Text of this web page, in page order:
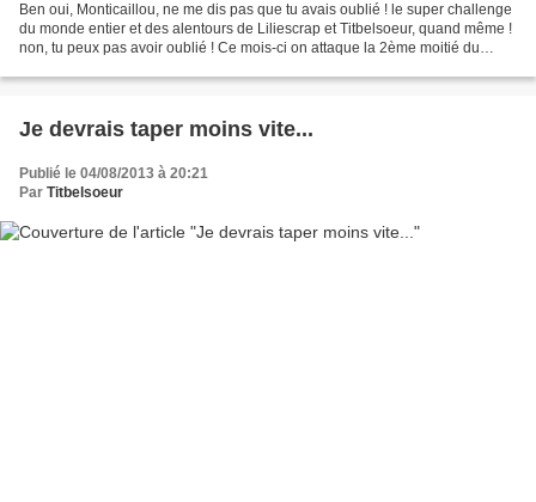
Ben oui, Monticaillou, ne me dis pas que tu avais oublié ! le super challenge
du monde entier et des alentours de Liliescrap et Titbelsoeur, quand même !
non, tu peux pas avoir oublié ! Ce mois-ci on attaque la 2ème moitié du
Je devrais taper moins vite...
Publié le 04/08/2013 à 20:21
Par Titbelsoeur